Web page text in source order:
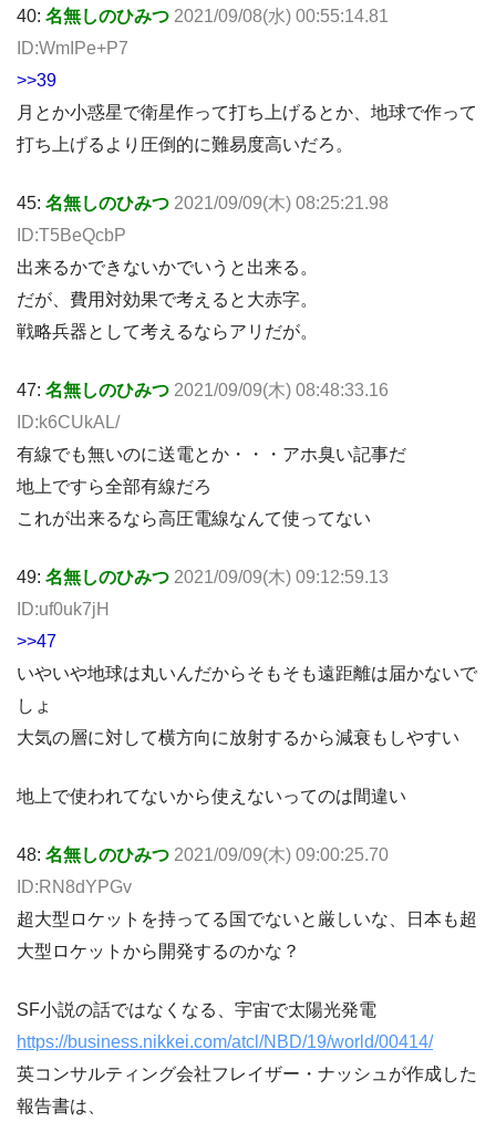
40: 名無しのひみつ 2021/09/08(水) 00:55:14.81
ID:WmIPe+P7
>>39
月とか小惑星で衛星作って打ち上げるとか、地球で作って
打ち上げるより圧倒的に難易度高いだろ。
45: 名無しのひみつ 2021/09/09(木) 08:25:21.98
ID:T5BeQcbP
出来るかできないかでいうと出来る。
だが、費用対効果で考えると大赤字。
戦略兵器として考えるならアリだが。
47: 名無しのひみつ 2021/09/09(木) 08:48:33.16
ID:k6CUkAL/
有線でも無いのに送電とか・・・アホ臭い記事だ
地上ですら全部有線だろ
これが出来るなら高圧電線なんて使ってない
49: 名無しのひみつ 2021/09/09(木) 09:12:59.13
ID:uf0uk7jH
>>47
いやいや地球は丸いんだからそもそも遠距離は届かないで
しょ
大気の層に対して横方向に放射するから減衰もしやすい
地上で使われてないから使えないってのは間違い
48: 名無しのひみつ 2021/09/09(木) 09:00:25.70
ID:RN8dYPGv
超大型ロケットを持ってる国でないと厳しいな、日本も超
大型ロケットから開発するのかな？
SF小説の話ではなくなる、宇宙で太陽光発電
https://business.nikkei.com/atcl/NBD/19/world/00414/
英コンサルティング会社フレイザー・ナッシュが作成した
報告書は、